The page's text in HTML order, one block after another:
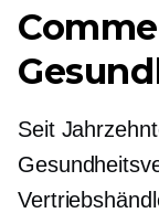
Seit